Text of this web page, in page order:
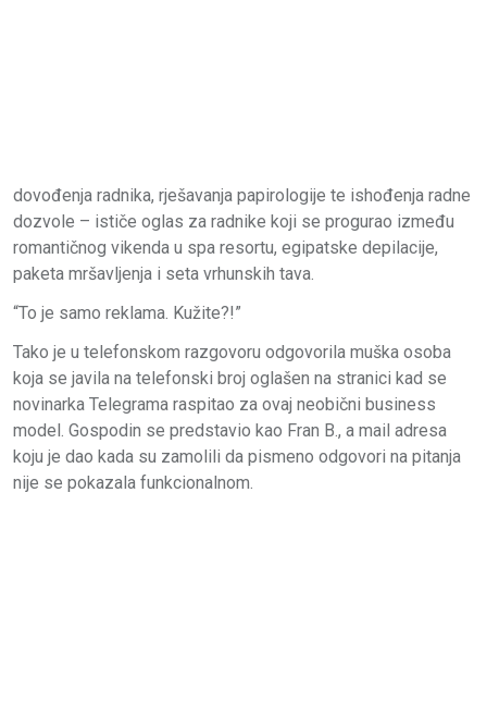
dovođenja radnika, rješavanja papirologije te ishođenja radne
dozvole – ističe oglas za radnike koji se progurao između
romantičnog vikenda u spa resortu, egipatske depilacije,
paketa mršavljenja i seta vrhunskih tava.
“To je samo reklama. Kužite?!”
Tako je u telefonskom razgovoru odgovorila muška osoba
koja se javila na telefonski broj oglašen na stranici kad se
novinarka Telegrama raspitao za ovaj neobični business
model. Gospodin se predstavio kao Fran B., a mail adresa
koju je dao kada su zamolili da pismeno odgovori na pitanja
nije se pokazala funkcionalnom.